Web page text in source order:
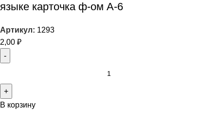
языке карточка ф-ом А-6
Артикул: 1293
2,00 ₽
В корзину